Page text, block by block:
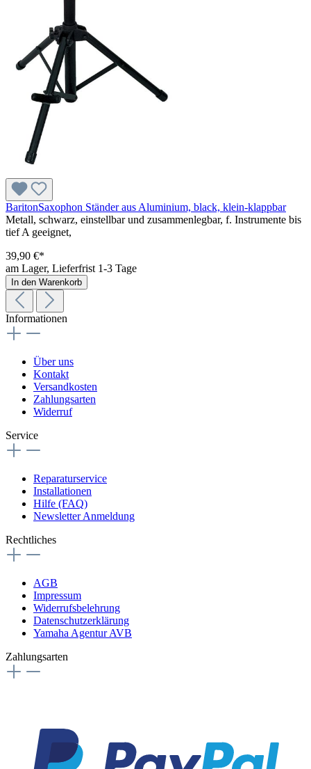
BaritonSaxophon Ständer aus Aluminium, black, klein-klappbar
Metall, schwarz, einstellbar und zusammenlegbar, f. Instrumente bis
tief A geeignet,
39,90 €*
am Lager, Lieferfrist 1-3 Tage
In den Warenkorb
Informationen
Über uns
Kontakt
Versandkosten
Zahlungsarten
Widerruf
Service
Reparaturservice
Installationen
Hilfe (FAQ)
Newsletter Anmeldung
Rechtliches
AGB
Impressum
Widerrufsbelehrung
Datenschutzerklärung
Yamaha Agentur AVB
Zahlungsarten